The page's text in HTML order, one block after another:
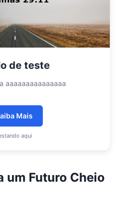
de teste
aaaaaaaaaaaaaaa
Mais
aqui
um Futuro Cheio